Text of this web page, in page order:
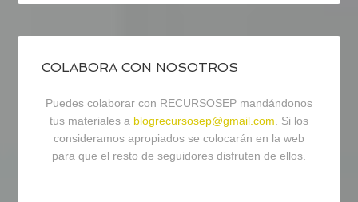
COLABORA CON NOSOTROS
Puedes colaborar con RECURSOSEP mandándonos
tus materiales a blogrecursosep@gmail.com. Si los
consideramos apropiados se colocarán en la web
para que el resto de seguidores disfruten de ellos.